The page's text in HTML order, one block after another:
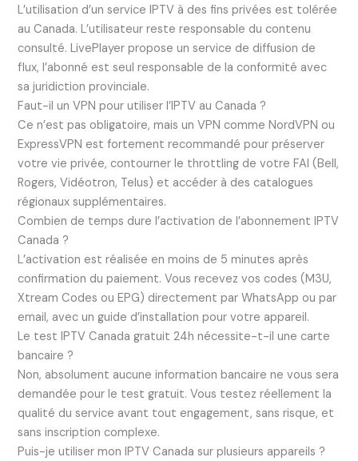
L’utilisation d’un service IPTV à des fins privées est tolérée
au Canada. L’utilisateur reste responsable du contenu
consulté. LivePlayer propose un service de diffusion de
flux, l’abonné est seul responsable de la conformité avec
sa juridiction provinciale.
Faut-il un VPN pour utiliser l’IPTV au Canada ?
Ce n’est pas obligatoire, mais un VPN comme NordVPN ou
ExpressVPN est fortement recommandé pour préserver
votre vie privée, contourner le throttling de votre FAI (Bell,
Rogers, Vidéotron, Telus) et accéder à des catalogues
régionaux supplémentaires.
Combien de temps dure l’activation de l’abonnement IPTV
Canada ?
L’activation est réalisée en moins de 5 minutes après
confirmation du paiement. Vous recevez vos codes (M3U,
Xtream Codes ou EPG) directement par WhatsApp ou par
email, avec un guide d’installation pour votre appareil.
Le test IPTV Canada gratuit 24h nécessite-t-il une carte
bancaire ?
Non, absolument aucune information bancaire ne vous sera
demandée pour le test gratuit. Vous testez réellement la
qualité du service avant tout engagement, sans risque, et
sans inscription complexe.
Puis-je utiliser mon IPTV Canada sur plusieurs appareils ?